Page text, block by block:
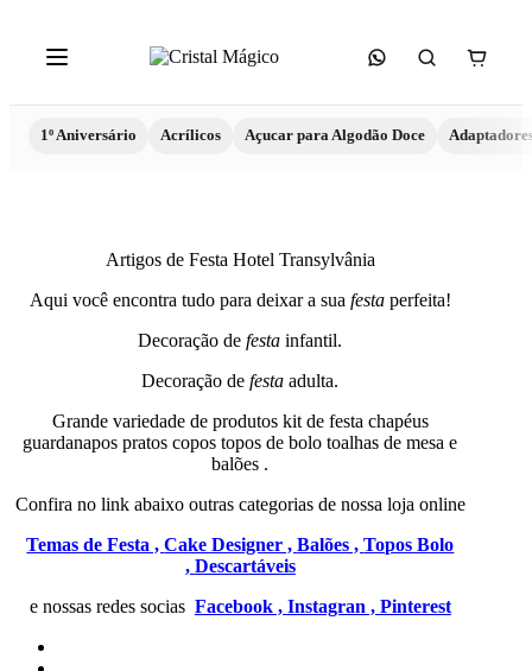
1º Aniversário Acrílicos Açucar para Algodão Doce
Artigos de Festa Hotel Transylvânia
Aqui você encontra tudo para deixar a sua festaperfeita!
Decoração defesta infantil.
Decoração defesta adulta.
Grande variedade de produtos kit de festa chapéus
guardanapos pratos copos topos de bolo toalhas de mesa e
balões .
Confira no link abaixo outras categorias de nossa loja online
Temas de Festa ,Cake Designer ,Balões ,Topos Bolo
, Descartáveis
e nossas redes socias Facebook , Instagran , Pinterest